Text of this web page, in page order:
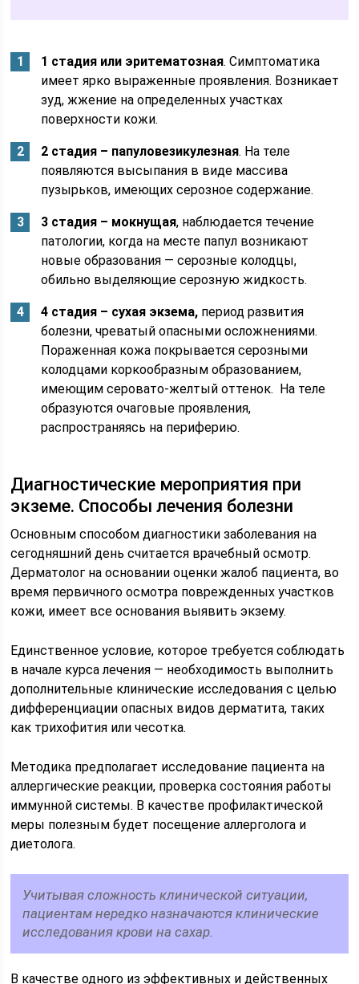
1 стадия или эритематозная. Симптоматика
имеет ярко выраженные проявления. Возникает
зуд, жжение на определенных участках
поверхности кожи.
2 стадия – папуловезикулезная. На теле
появляются высыпания в виде массива
пузырьков, имеющих серозное содержание.
3 стадия – мокнущая, наблюдается течение
патологии, когда на месте папул возникают
новые образования — серозные колодцы,
обильно выделяющие серозную жидкость.
4 стадия – сухая экзема, период развития
болезни, чреватый опасными осложнениями.
Пораженная кожа покрывается серозными
колодцами коркообразным образованием,
имеющим серовато-желтый оттенок. На теле
образуются очаговые проявления,
распространяясь на периферию.
Диагностические мероприятия при
экземе. Способы лечения болезни
Основным способом диагностики заболевания на
сегодняшний день считается врачебный осмотр.
Дерматолог на основании оценки жалоб пациента, во
время первичного осмотра поврежденных участков
кожи, имеет все основания выявить экзему.
Единственное условие, которое требуется соблюдать
в начале курса лечения — необходимость выполнить
дополнительные клинические исследования с целью
дифференциации опасных видов дерматита, таких
как трихофития или чесотка.
Методика предполагает исследование пациента на
аллергические реакции, проверка состояния работы
иммунной системы. В качестве профилактической
меры полезным будет посещение аллерголога и
диетолога.
Учитывая сложность клинической ситуации,
пациентам нередко назначаются клинические
исследования крови на сахар.
В качестве одного из эффективных и действенных